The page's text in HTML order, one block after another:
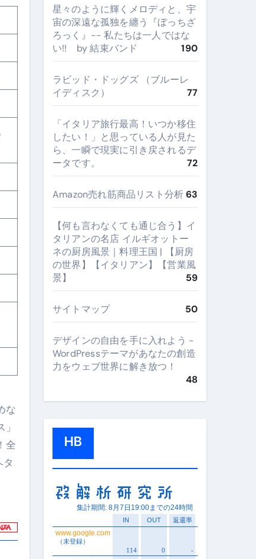
な
全
星々のように輝くメロディと、宇
宙の深遠な孤独を纏う『ぼっちざ
ろっく』-- 私たちは一人ではな
い!! by 結束バンド
190
ラビッド・ドッグズ （ブルーレ
イディスク）
77
​「イタリア旅行最高！いつか移住
したい！」と思っている人が見た
ら、一瞬で現実に引き戻されるデ
ータです。
72
Amazon売れ筋商品リスト分析63
【何も言わなくても通じ合う】イ
タリアンの名店 イルギオットー
ネの厨房風景｜料理王国 | 【厨房
の世界】【イタリアン】【営業風
景】
59
サイトマップ 50
デザインの自由を手に入れよう -
WordPressテーマがあなたの創造
力をウェブ世界に解き放つ！
48
HB